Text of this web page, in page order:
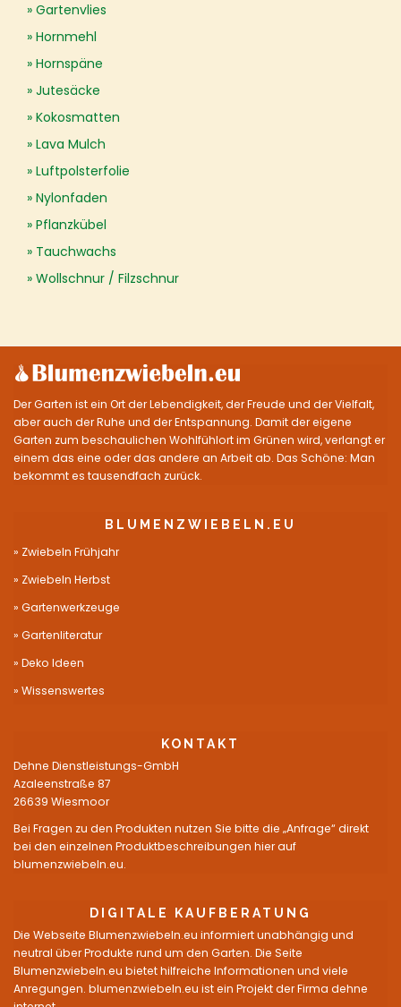
Gartenvlies
Hornmehl
Hornspäne
Jutesäcke
Kokosmatten
Lava Mulch
Luftpolsterfolie
Nylonfaden
Pflanzkübel
Tauchwachs
Wollschnur / Filzschnur
Der Garten ist ein Ort der Lebendigkeit, der Freude und der Vielfalt,
aber auch der Ruhe und der Entspannung. Damit der eigene
Garten zum beschaulichen Wohlfühlort im Grünen wird, verlangt er
einem das eine oder das andere an Arbeit ab. Das Schöne: Man
bekommt es tausendfach zurück.
BLUMENZWIEBELN.EU
Zwiebeln Frühjahr
Zwiebeln Herbst
Gartenwerkzeuge
Gartenliteratur
Deko Ideen
Wissenswertes
KONTAKT
Dehne Dienstleistungs-GmbH
Azaleenstraße 87
26639 Wiesmoor
Bei Fragen zu den Produkten nutzen Sie bitte die „Anfrage“ direkt
bei den einzelnen Produktbeschreibungen hier auf
blumenzwiebeln.eu.
DIGITALE KAUFBERATUNG
Die Webseite Blumenzwiebeln.eu informiert unabhängig und
neutral über Produkte rund um den Garten. Die Seite
Blumenzwiebeln.eu bietet hilfreiche Informationen und viele
Anregungen. blumenzwiebeln.eu ist ein Projekt der Firma dehne